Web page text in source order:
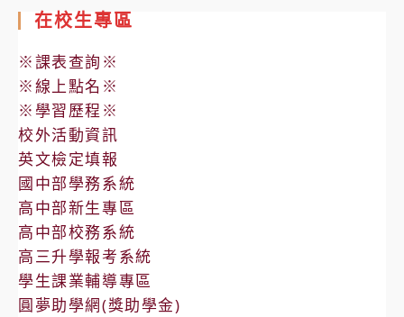
在校生專區
※課表查詢※
※線上點名※
※學習歷程※
校外活動資訊
英文檢定填報
國中部學務系統
高中部新生專區
高中部校務系統
高三升學報考系統
學生課業輔導專區
圓夢助學網(獎助學金)